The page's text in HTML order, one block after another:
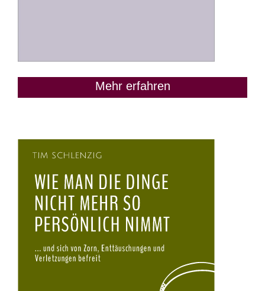
Mehr erfahren